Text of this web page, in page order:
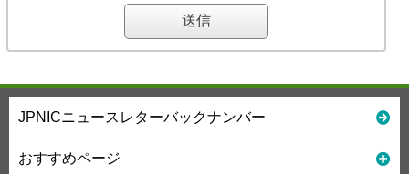
JPNICニュースレターバックナンバー
おすすめページ